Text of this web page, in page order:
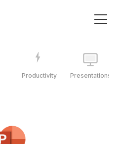
Productivity Presentations